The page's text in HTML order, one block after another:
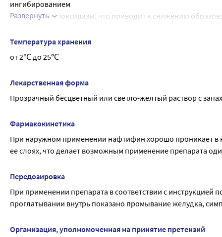
ингибированием
сквален-2,3-эпоксидазы, что приводит к снижению
грибов (Candida spp., Pityrosporum) и других грибов
нафтифин действует фунгицидно. В отношении
активность в зависимости от штамма микроорганизма.
противовоспалительным действием, которое
Развернуть
Температура хранения
от 2℃ до 25℃
Лекарственная форма
Прозрачный бесцветный или светло-желтый раствор с
Фармакокинетика
При наружном применении нафтифин хорошо проникает в
ее слоях, что делает возможным применение препарата
Передозировка
При применении препарата в соответствии с
проглатывании внутрь показано промывание желудка,
Организация, уполномоченная на принятие претензий